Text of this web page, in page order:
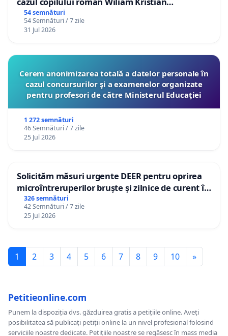
Gheorghe, aflat în plasament în Danemarca de
12 ani
54 semnături
54 Semnături / 7 zile
31 Jul 2026
Cerem anonimizarea totală a datelor personale în
cazul concursurilor şi a examenelor organizate
pentru profesori de către Ministerul Educaţiei
1 272 semnături
46 Semnături / 7 zile
25 Jul 2026
Solicităm măsuri urgente DEER pentru oprirea
microîntreruperilor bruște și zilnice de curent în
Sâncraiu de Mureș și Nazna
326 semnături
42 Semnături / 7 zile
25 Jul 2026
1 2 3 4 5 6 7 8 9 10 »
Petitieonline.com
Punem la dispoziția dvs. găzduirea gratis a petițiile online. Aveți
posibilitatea să publicați petiții online la un nivel profesional folosind
serviciile noastre dedicate. Petițiile noastre se regăsesc în mass media